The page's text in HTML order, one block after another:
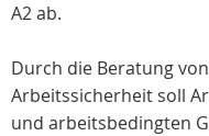
A2 ab.
Durch die Beratung
Arbeitssicherheit soll
und arbeitsbedingten